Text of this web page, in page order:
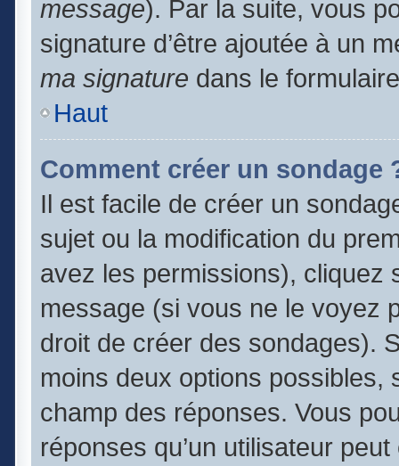
message). Par la suite, vous
signature d’être ajoutée à un
ma signature dans le
Haut
Comment créer un sondage
Il est facile de créer un
sujet ou la modification du
avez les permissions), cliquez
message (si vous ne le voyez
droit de créer des sondages).
moins deux options possibles,
champ des réponses. Vous
réponses qu’un utilisateur